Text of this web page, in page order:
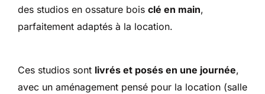
des studios en ossature bois clé en main,
parfaitement adaptés à la location.
Ces studios sont livrés et posés en une journée,
avec un aménagement pensé pour la location (salle